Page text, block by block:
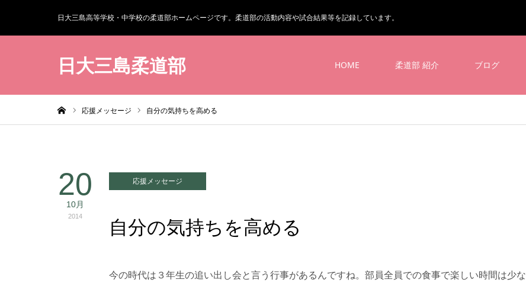
日大三島高等学校・中学校の柔道部ホームページです。柔道部の活動内容や試合結果等を記録しています。
日大三島柔道部 HOME 柔道部 紹介 ブログ
応援メッセージ 自分の気持ちを高める
20
10月
2014
応援メッセージ
自分の気持ちを高める
今の時代は３年生の追い出し会と言う行事があるんですね。 部員全員での食事で楽しい時間は少な